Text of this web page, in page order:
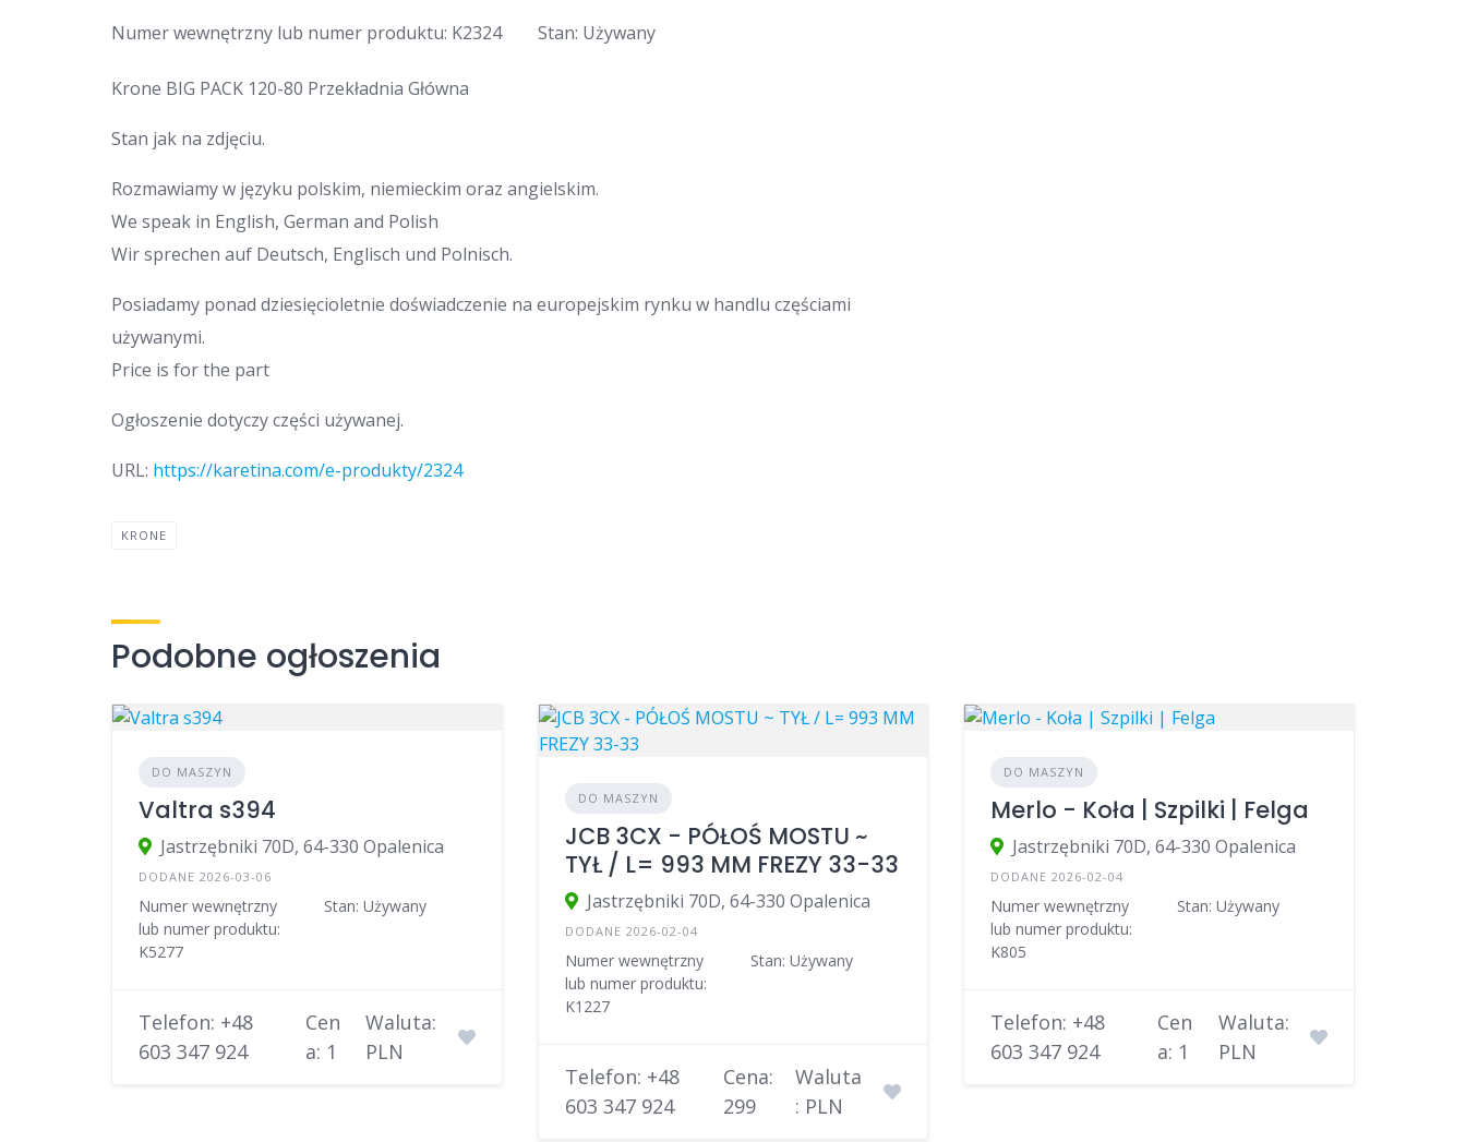
Numer wewnętrzny lub numer produktu: K2324 Stan: Używany
Krone BIG PACK 120-80 Przekładnia Główna
Stan jak na zdjęciu.
Rozmawiamy w języku polskim, niemieckim oraz angielskim.
We speak in English, German and Polish
Wir sprechen auf Deutsch, Englisch und Polnisch.
Posiadamy ponad dziesięcioletnie doświadczenie na europejskim rynku w handlu częściami
używanymi.
Price is for the part
Ogłoszenie dotyczy części używanej.
URL: https://karetina.com/e-produkty/2324
KRONE
Podobne ogłoszenia
DO MASZYN
Valtra s394
Jastrzębniki 70D, 64-330 Opalenica
DODANE 2026-03-06
Numer wewnętrzny
lub numer produktu:
K5277
Stan: Używany
Telefon: +48
603 347 924
Cen
a: 1
Waluta:
PLN
DO MASZYN
JCB 3CX - PÓŁOŚ MOSTU ~
TYŁ / L= 993 MM FREZY 33-33
Jastrzębniki 70D, 64-330 Opalenica
DODANE 2026-02-04
Numer wewnętrzny
lub numer produktu:
K1227
Stan: Używany
Telefon: +48
603 347 924
Cena:
299
Waluta
: PLN
DO MASZYN
Merlo - Koła | Szpilki | Felga
Jastrzębniki 70D, 64-330 Opalenica
DODANE 2026-02-04
Numer wewnętrzny
lub numer produktu:
K805
Stan: Używany
Telefon: +48
603 347 924
Cen
a: 1
Waluta:
PLN